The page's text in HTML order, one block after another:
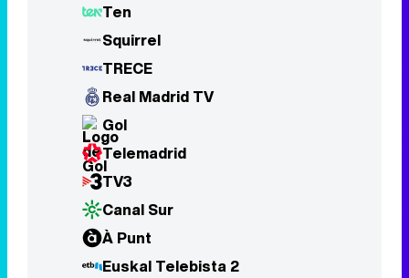
Ten
Squirrel
TRECE
Real Madrid TV
Gol
Telemadrid
TV3
Canal Sur
À Punt
Euskal Telebista 2